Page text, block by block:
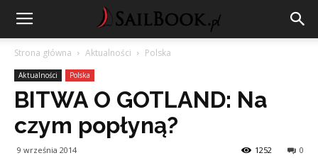
Strona główna Aktualności Polska
Aktualności Polska
BITWA O GOTLAND: Na
czym popłyną?
9 września 2014 0
1252